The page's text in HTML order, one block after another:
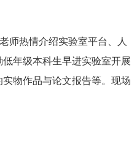
师热情介绍实验室平台、人
年级本科生早进实验室开展
物作品与论文报告等。现场